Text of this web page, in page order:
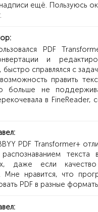
ещё. Пользуюсь
PDF
и
быстро справлялся с
возможность править
больше не
в FineReader,
PDF Transformer+
текста
даже если
Мне нравится, что
PDF в разные